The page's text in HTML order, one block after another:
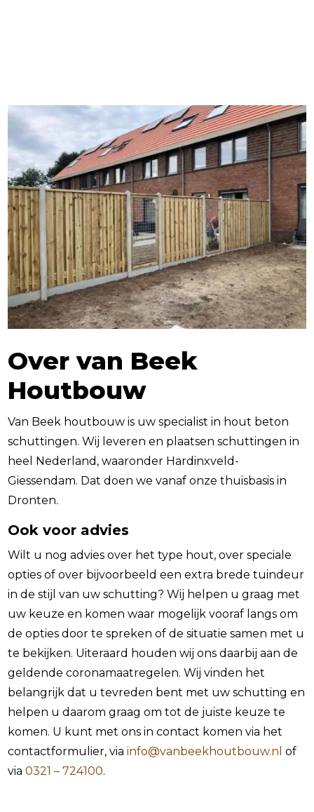
Over van Beek
Houtbouw
Van Beek houtbouw is uw specialist in hout beton
schuttingen. Wij leveren en plaatsen schuttingen in
heel Nederland, waaronder Hardinxveld-
Giessendam. Dat doen we vanaf onze thuisbasis in
Dronten.
Ook voor advies
Wilt u nog advies over het type hout, over speciale
opties of over bijvoorbeeld een extra brede tuindeur
in de stijl van uw schutting? Wij helpen u graag met
uw keuze en komen waar mogelijk vooraf langs om
de opties door te spreken of de situatie samen met u
te bekijken. Uiteraard houden wij ons daarbij aan de
geldende coronamaatregelen. Wij vinden het
belangrijk dat u tevreden bent met uw schutting en
helpen u daarom graag om tot de juiste keuze te
komen. U kunt met ons in contact komen via het
contactformulier, viainfo@vanbeekhoutbouw.nl of
via0321 – 724100.